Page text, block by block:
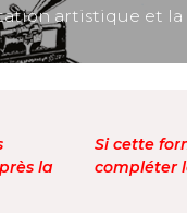
artistique et
la
Si cette
compléter